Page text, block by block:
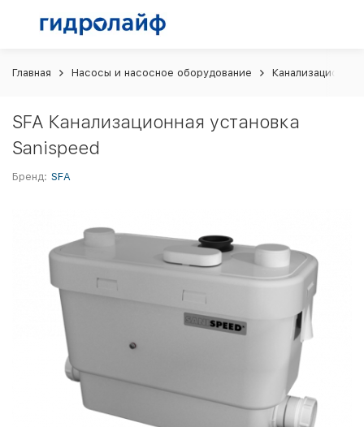
Главная Насосы и насосное оборудование
SFA Канализационная установка
Sanispeed
Бренд: SFA